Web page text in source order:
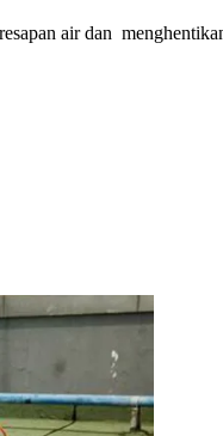
air dan